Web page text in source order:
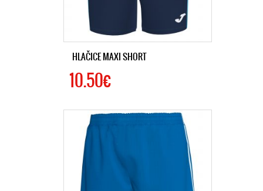
HLAČICE MAXI SHORT
10.50€